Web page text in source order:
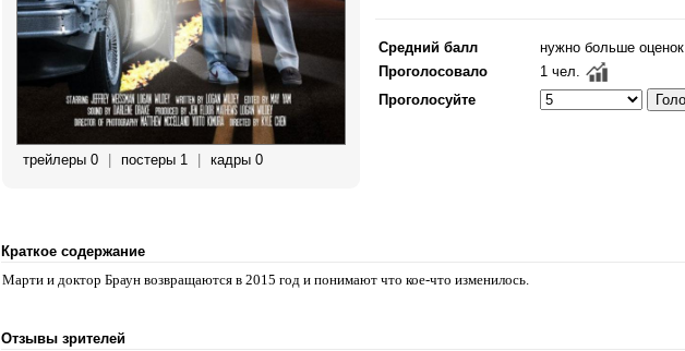
трейлеры 0 постеры 1 кадры 0
Средний балл
нужно больше оценок
Проголосовало
1 чел.
Проголосуйте
Краткое содержание
Марти и доктор Браун возвращаются в 2015 год и понимают что кое-что изменилось.
Отзывы зрителей